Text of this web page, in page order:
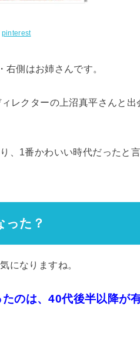
pinterest
右側はお姉さんです。
レクターの上沼真平さんと出
、1番かわいい時代だったと言
った？
になりますね。
のは、40代後半以降が